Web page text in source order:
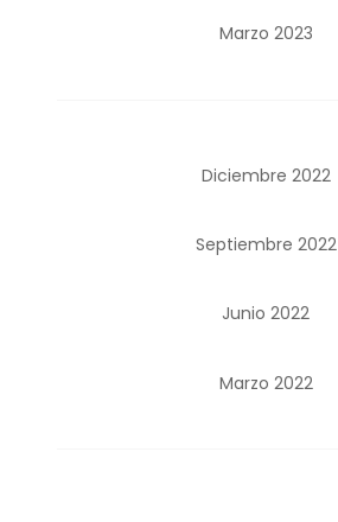
Marzo 2023
Diciembre 2022
Septiembre 2022
Junio 2022
Marzo 2022